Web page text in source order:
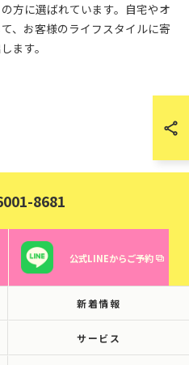
方に選ばれています。自宅やオ
、お客様のライフスタイルに寄
ます。
8681
公式LINEからご予約
新着情報
サービス